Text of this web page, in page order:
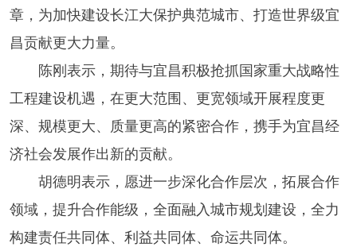
章，为加快建设长江大保护典范城市、打造世界级宜
昌贡献更大力量。
陈刚表示，期待与宜昌积极抢抓国家重大战略性
工程建设机遇，在更大范围、更宽领域开展程度更
深、规模更大、质量更高的紧密合作，携手为宜昌经
济社会发展作出新的贡献。
胡德明表示，愿进一步深化合作层次，拓展合作
领域，提升合作能级，全面融入城市规划建设，全力
构建责任共同体、利益共同体、命运共同体。